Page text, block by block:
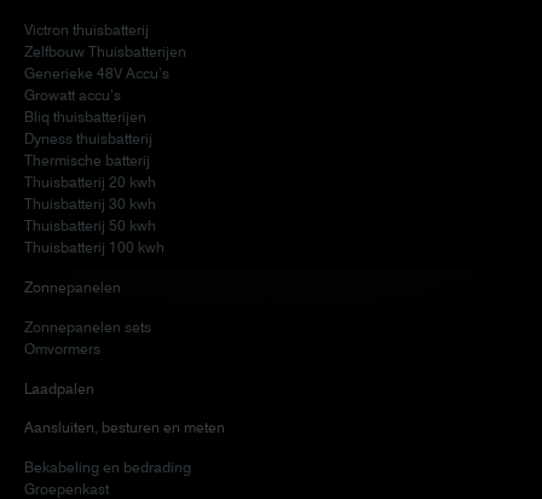
Victron thuisbatterij
Zelfbouw Thuisbatterijen
Generieke 48V Accu’s
Growatt accu’s
Bliq thuisbatterijen
Dyness thuisbatterij
Thermische batterij
Thuisbatterij 20 kwh
Thuisbatterij 30 kwh
Thuisbatterij 50 kwh
Thuisbatterij 100 kwh
Zonnepanelen
Zonnepanelen sets
Omvormers
Laadpalen
Aansluiten, besturen en meten
Bekabeling en bedrading
Groepenkast